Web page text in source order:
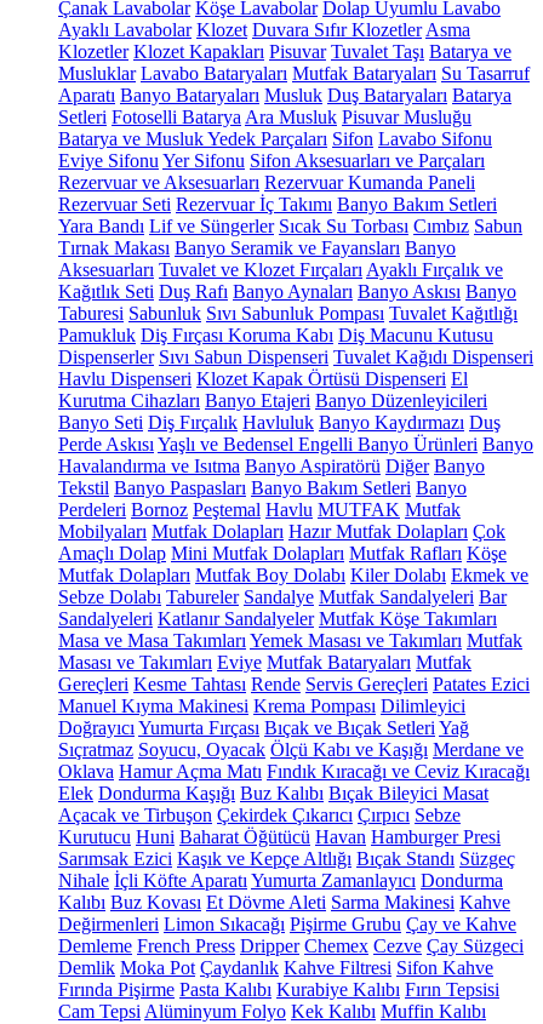
Çanak Lavabolar Köşe Lavabolar Dolap Uyumlu Lavabo
Ayaklı Lavabolar Klozet Duvara Sıfır Klozetler Asma
Klozetler Klozet Kapakları Pisuvar Tuvalet Taşı Batarya ve
Musluklar Lavabo Bataryaları Mutfak Bataryaları Su Tasarruf
Aparatı Banyo Bataryaları Musluk Duş Bataryaları Batarya
Setleri Fotoselli Batarya Ara Musluk Pisuvar Musluğu
Batarya ve Musluk Yedek Parçaları Sifon Lavabo Sifonu
Eviye Sifonu Yer Sifonu Sifon Aksesuarları ve Parçaları
Rezervuar ve Aksesuarları Rezervuar Kumanda Paneli
Rezervuar Seti Rezervuar İç Takımı Banyo Bakım Setleri
Yara Bandı Lif ve Süngerler Sıcak Su Torbası Cımbız Sabun
Tırnak Makası Banyo Seramik ve Fayansları Banyo
Aksesuarları Tuvalet ve Klozet Fırçaları Ayaklı Fırçalık ve
Kağıtlık Seti Duş Rafı Banyo Aynaları Banyo Askısı Banyo
Taburesi Sabunluk Sıvı Sabunluk Pompası Tuvalet Kağıtlığı
Pamukluk Diş Fırçası Koruma Kabı Diş Macunu Kutusu
Dispenserler Sıvı Sabun Dispenseri Tuvalet Kağıdı Dispenseri
Havlu Dispenseri Klozet Kapak Örtüsü Dispenseri El
Kurutma Cihazları Banyo Etajeri Banyo Düzenleyicileri
Banyo Seti Diş Fırçalık Havluluk Banyo Kaydırmazı Duş
Perde Askısı Yaşlı ve Bedensel Engelli Banyo Ürünleri Banyo
Havalandırma ve Isıtma Banyo Aspiratörü Diğer Banyo
Tekstil Banyo Paspasları Banyo Bakım Setleri Banyo
Perdeleri Bornoz Peştemal Havlu MUTFAK Mutfak
Mobilyaları Mutfak Dolapları Hazır Mutfak Dolapları Çok
Amaçlı Dolap Mini Mutfak Dolapları Mutfak Rafları Köşe
Mutfak Dolapları Mutfak Boy Dolabı Kiler Dolabı Ekmek ve
Sebze Dolabı Tabureler Sandalye Mutfak Sandalyeleri Bar
Sandalyeleri Katlanır Sandalyeler Mutfak Köşe Takımları
Masa ve Masa Takımları Yemek Masası ve Takımları Mutfak
Masası ve Takımları Eviye Mutfak Bataryaları Mutfak
Gereçleri Kesme Tahtası Rende Servis Gereçleri Patates Ezici
Manuel Kıyma Makinesi Krema Pompası Dilimleyici
Doğrayıcı Yumurta Fırçası Bıçak ve Bıçak Setleri Yağ
Sıçratmaz Soyucu, Oyacak Ölçü Kabı ve Kaşığı Merdane ve
Oklava Hamur Açma Matı Fındık Kıracağı ve Ceviz Kıracağı
Elek Dondurma Kaşığı Buz Kalıbı Bıçak Bileyici Masat
Açacak ve Tirbuşon Çekirdek Çıkarıcı Çırpıcı Sebze
Kurutucu Huni Baharat Öğütücü Havan Hamburger Presi
Sarımsak Ezici Kaşık ve Kepçe Altlığı Bıçak Standı Süzgeç
Nihale İçli Köfte Aparatı Yumurta Zamanlayıcı Dondurma
Kalıbı Buz Kovası Et Dövme Aleti Sarma Makinesi Kahve
Değirmenleri Limon Sıkacağı Pişirme Grubu Çay ve Kahve
Demleme French Press Dripper Chemex Cezve Çay Süzgeci
Demlik Moka Pot Çaydanlık Kahve Filtresi Sifon Kahve
Fırında Pişirme Pasta Kalıbı Kurabiye Kalıbı Fırın Tepsisi
Cam Tepsi Alüminyum Folyo Kek Kalıbı Muffin Kalıbı